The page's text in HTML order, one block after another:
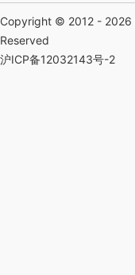
Copyright © 2012 - 2026
Reserved
沪ICP备12032143号-2